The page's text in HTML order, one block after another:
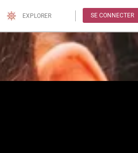
EXPLORER SE CONNECTER